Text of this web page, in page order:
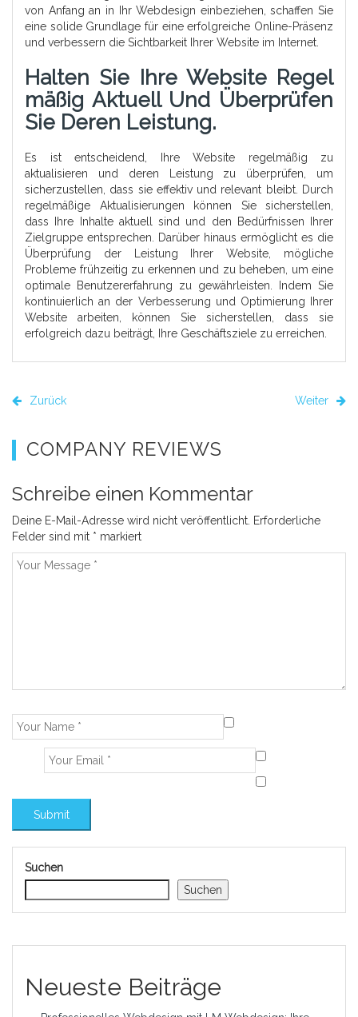
von Anfang an in Ihr Webdesign einbeziehen, schaffen Sie
eine solide Grundlage für eine erfolgreiche Online-Präsenz
und verbessern die Sichtbarkeit Ihrer Website im Internet.
Halten Sie Ihre Website Regel
Mäßig Aktuell Und Überprüfen
Sie Deren Leistung.
Es ist entscheidend, Ihre Website regelmäßig zu
aktualisieren und deren Leistung zu überprüfen, um
sicherzustellen, dass sie effektiv und relevant bleibt. Durch
regelmäßige Aktualisierungen können Sie sicherstellen,
dass Ihre Inhalte aktuell sind und den Bedürfnissen Ihrer
Zielgruppe entsprechen. Darüber hinaus ermöglicht es die
Überprüfung der Leistung Ihrer Website, mögliche
Probleme frühzeitig zu erkennen und zu beheben, um eine
optimale Benutzererfahrung zu gewährleisten. Indem Sie
kontinuierlich an der Verbesserung und Optimierung Ihrer
Website arbeiten, können Sie sicherstellen, dass sie
erfolgreich dazu beiträgt, Ihre Geschäftsziele zu erreichen.
Zurück Weiter
COMPANY REVIEWS
Schreibe einen Kommentar
Deine E-Mail-Adresse wird nicht veröffentlicht. Erforderliche
Felder sind mit * markiert
Suchen
Suchen
Neueste Beiträge